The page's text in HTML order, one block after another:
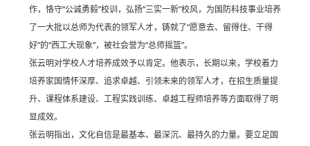
作，恪守“公诚勇毅”校训，弘扬“三实一新”校风，为国防科技事业培养
了一大批以总师为代表的领军人才，铸就了“愿意去、留得住、干得
好”的“西工大现象”，被社会誉为“总师摇篮”。
张云明对学校人才培养成效予以肯定。他表示，长期以来，学校着力
培养家国情怀深厚、追求卓越、引领未来的领军人才，在招生质量提
升、课程体系建设、工程实践训练、卓越工程师培养等方面取得了明
显成效。
张云明指出，文化自信是最基本、最深沉、最持久的力量。要立足国